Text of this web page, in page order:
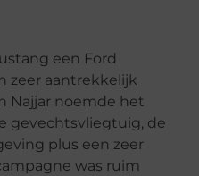
een Ford
zeer aantrekkelijk
Najjar noemde het
gevechtsvliegtuig, de
plus een zeer
was ruim